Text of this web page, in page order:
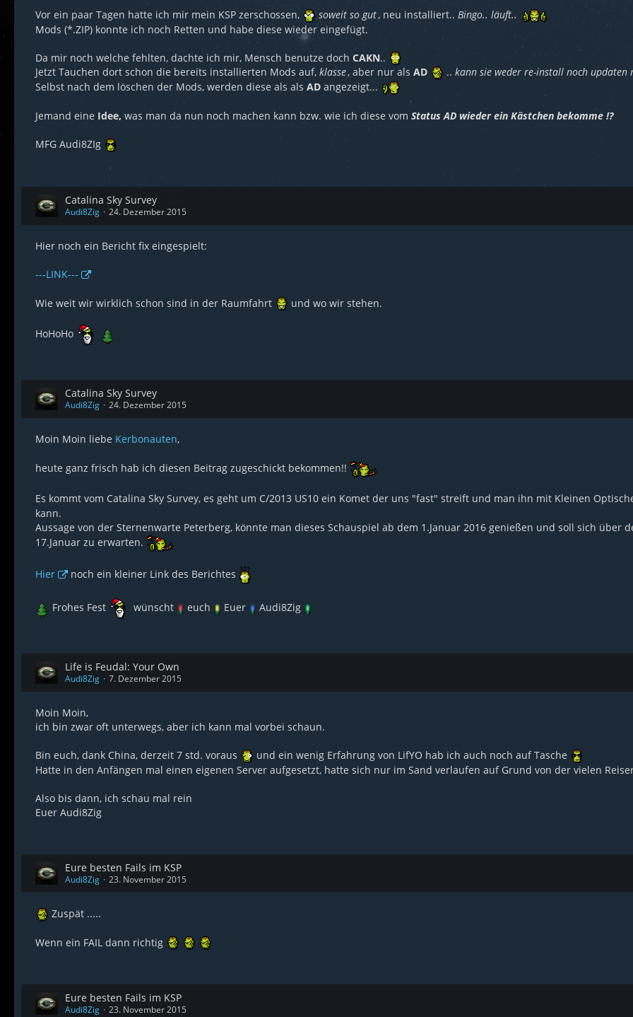
Vor ein paar Tagen hatte ich mir mein KSP zerschossen, soweit so gut, neu installiert.. Bingo.. läuft..
Mods (*.ZIP) konnte ich noch Retten und habe diese wieder eingefügt.
Da mir noch welche fehlten, dachte ich mir, Mensch benutze doch CAKN..
Jetzt Tauchen dort schon die bereits installierten Mods auf, klasse, aber nur als AD .. kann sie weder re-install noch updaten
Selbst nach dem löschen der Mods, werden diese als als AD angezeigt...
Jemand eine Idee, was man da nun noch machen kann bzw. wie ich diese vom Status AD wieder ein Kästchen bekomme !?
MFG Audi8ZIg
Catalina Sky Survey
Audi8Zig 24. Dezember 2015
Hier noch ein Bericht fix eingespielt:
---LINK---
Wie weit wir wirklich schon sind in der Raumfahrt und wo wir stehen.
HoHoHo
Catalina Sky Survey
Audi8Zig 24. Dezember 2015
Moin Moin liebe Kerbonauten,
heute ganz frisch hab ich diesen Beitrag zugeschickt bekommen!!
Es kommt vom Catalina Sky Survey, es geht um C/2013 US10 ein Komet der uns "fast" streift und man ihn mit Kleinen
kann.
Aussage von der Sternenwarte Peterberg, könnte man dieses Schauspiel ab dem 1.Januar 2016 genießen und soll sich über
17.Januar zu erwarten.
Hier noch ein kleiner Link des Berichtes
Frohes Fest wünscht euch Euer Audi8Zig
Life is Feudal: Your Own
Audi8Zig 7. Dezember 2015
Moin Moin,
ich bin zwar oft unterwegs, aber ich kann mal vorbei schaun.
Bin euch, dank China, derzeit 7 std. voraus
und ein wenig Erfahrung von LifYO hab ich auch noch auf Tasche
Hatte in den Anfängen mal einen eigenen Server aufgesetzt, hatte sich nur im Sand verlaufen auf Grund von der vielen
Also bis dann, ich schau mal rein
Euer Audi8Zig
Eure besten Fails im KSP
Audi8Zig 23. November 2015
Zuspät .....
Wenn ein FAIL dann richtig
Eure besten Fails im KSP
Audi8Zig 23. November 2015